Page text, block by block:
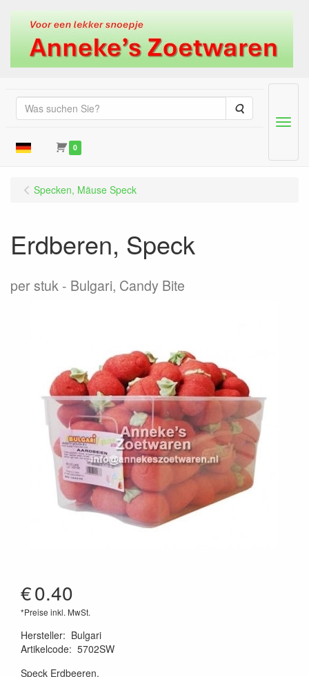
Suche
0
Menu
Specken, Mäuse Speck
Erdberen, Speck
per stuk Bulgari, Candy Bite
€0.40
*Preise inkl. MwSt.
Hersteller: Bulgari
Artikelcode: 5702SW
Speck Erdbeeren.